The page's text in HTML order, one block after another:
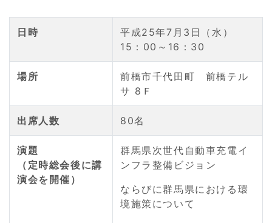
日時
平成25年7月3日（水）
15：00～16：30
場所
前橋市千代田町 前橋テル
サ 8Ｆ
出席人数 80名
演題
（定時総会後に講
演会を開催）
群馬県次世代自動車充電イ
ンフラ整備ビジョン
ならびに群馬県における環
境施策について